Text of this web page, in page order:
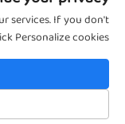
لیمیٹڈ. تمام
services. If you don't
Personalize cookies.